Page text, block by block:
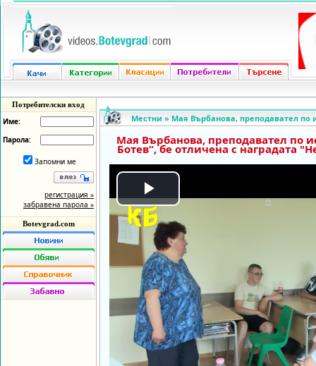
Потребителски вход
Име:
Парола:
Запомни ме
регистрация »
забравена парола »
Botevgrad.com
Местни » Мая Върбанова, преподавател по
Мая Върбанова, преподавател по
Ботев“, бе отличена с наградата
Play
Video